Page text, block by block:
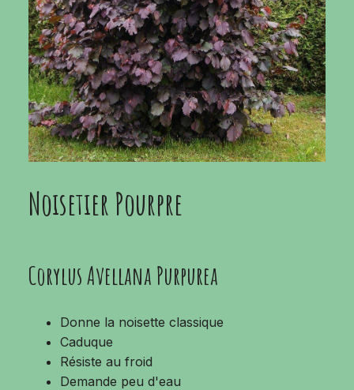
Noisetier Pourpre
Corylus Avellana Purpurea
Donne la noisette classique
Caduque
Résiste au froid
Demande peu d'eau